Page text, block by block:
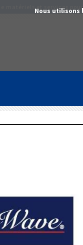
Nous utilisons
matériels et services